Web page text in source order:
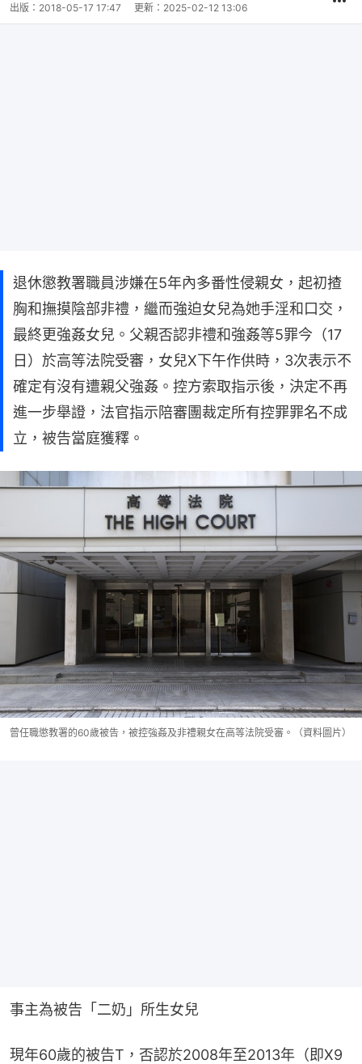
出版： 2018-05-17 17:47 更新： 2025-02-12 13:06
退休懲教署職員涉嫌在5年內多番性侵親女，起初揸
胸和撫摸陰部非禮，繼而強迫女兒為她手淫和口交，
最終更強姦女兒。父親否認非禮和強姦等5罪今（17
日）於高等法院受審，女兒X下午作供時，3次表示不
確定有沒有遭親父強姦。控方索取指示後，決定不再
進一步舉證，法官指示陪審團裁定所有控罪罪名不成
立，被告當庭獲釋。
曾任職懲教署的60歲被告，被控強姦及非禮親女在高等法院受審。（資料圖片）
事主為被告「二奶」所生女兒
現年60歲的被告T，否認於2008年至2013年（即X9